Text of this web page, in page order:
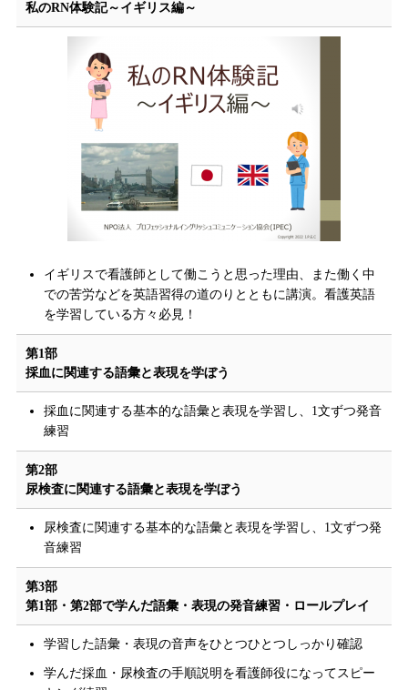
私のRN体験記～イギリス編～
イギリスで看護師として働こうと思った理由、また働く中
での苦労などを英語習得の道のりとともに講演。看護英語
を学習している方々必見！
第1部
採血に関連する語彙と表現を学ぼう
採血に関連する基本的な語彙と表現を学習し、1文ずつ発音
練習
第2部
尿検査に関連する語彙と表現を学ぼう
尿検査に関連する基本的な語彙と表現を学習し、1文ずつ発
音練習
第3部
第1部・第2部で学んだ語彙・表現の発音練習・ロールプレイ
学習した語彙・表現の音声をひとつひとつしっかり確認
学んだ採血・尿検査の手順説明を看護師役になってスピー